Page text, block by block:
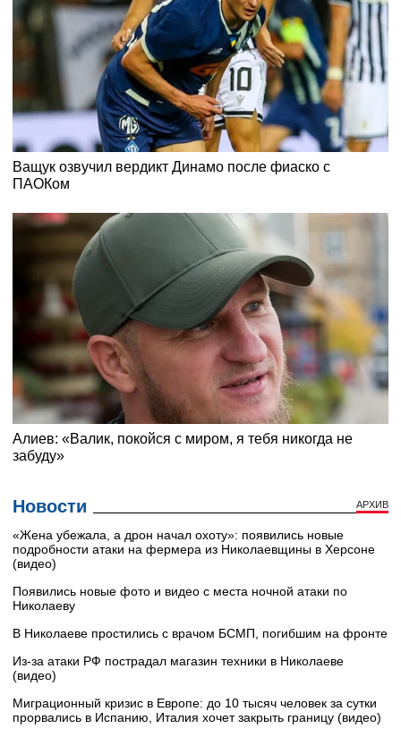
Новости АРХИВ
«Жена убежала, а дрон начал охоту»: появились новые
подробности атаки на фермера из Николаевщины в Херсоне
(видео)
Появились новые фото и видео с места ночной атаки по
Николаеву
В Николаеве простились с врачом БСМП, погибшим на фронте
Из-за атаки РФ пострадал магазин техники в Николаеве
(видео)
Миграционный кризис в Европе: до 10 тысяч человек за сутки
прорвались в Испанию, Италия хочет закрыть границу (видео)